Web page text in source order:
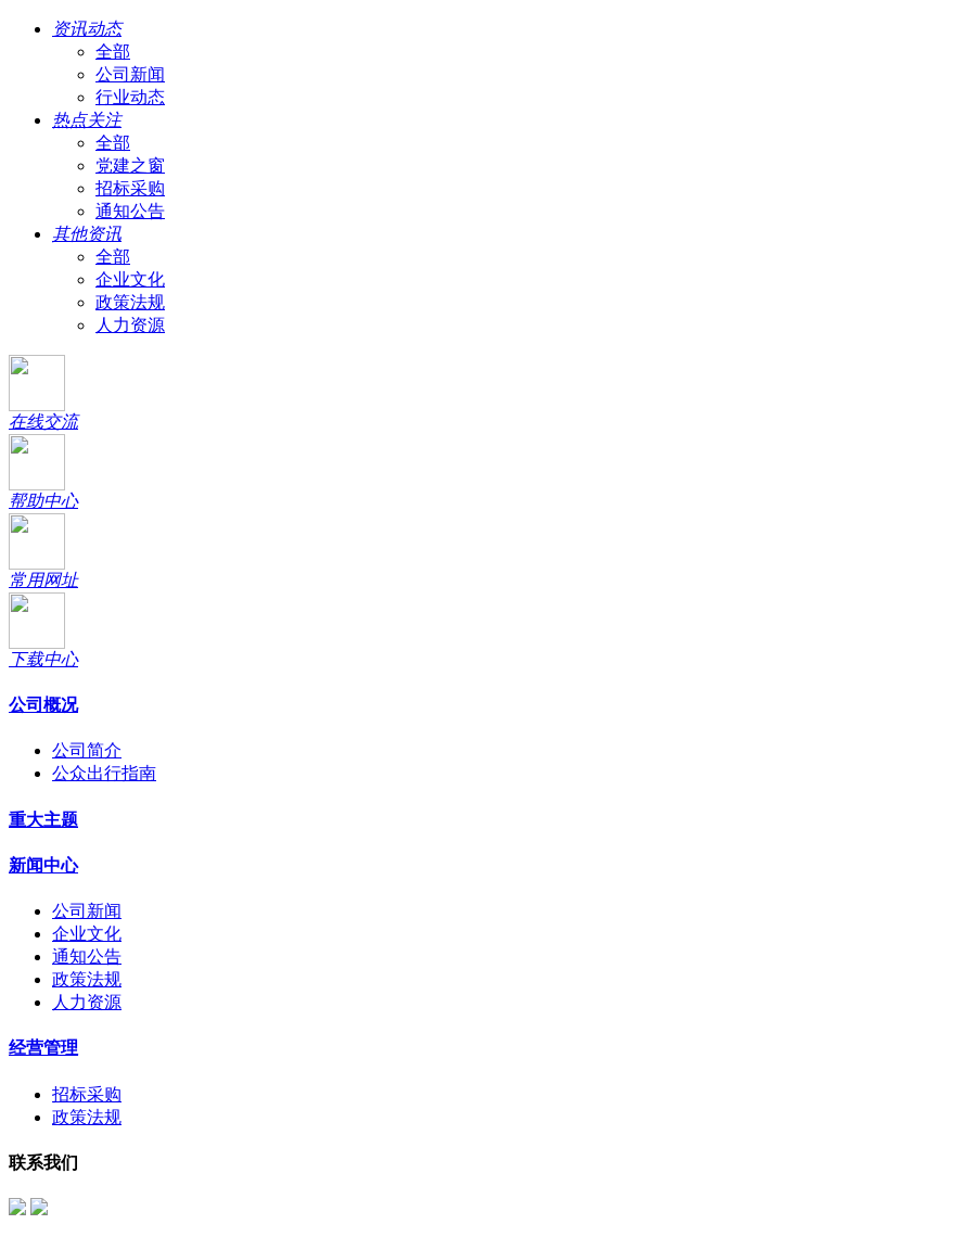
资讯动态
全部
公司新闻
行业动态
热点关注
全部
党建之窗
招标采购
通知公告
其他资讯
全部
企业文化
政策法规
人力资源
在线交流
帮助中心
常用网址
下载中心
公司概况
公司简介
公众出行指南
重大主题
新闻中心
公司新闻
企业文化
通知公告
政策法规
人力资源
经营管理
招标采购
政策法规
联系我们